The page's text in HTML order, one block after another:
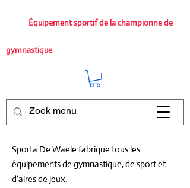
Équipement sportif de la championne de
gymnastique
Sporta De Waele fabrique tous les
équipements de gymnastique, de sport et
d'aires de jeux.